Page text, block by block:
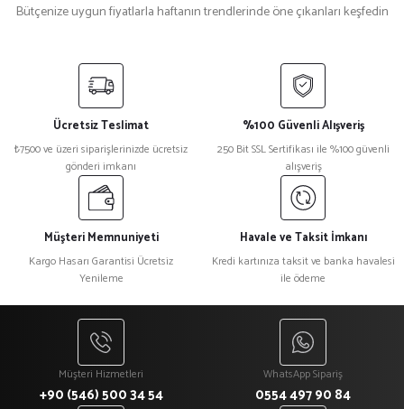
Bütçenize uygun fiyatlarla haftanın trendlerinde öne çıkanları keşfedin
Nikah Şekeri Hediyeliği Metal Ayna Magnet Nks-01
₺ 47
%15
Kristal Plaket Ekt-165a
₺ 918
Ücretsiz Teslimat
₺7500 ve üzeri siparişlerinizde ücretsiz
gönderi imkanı
%100 Güvenli Alışveriş
250 Bit SSL Sertifikası ile %100 güvenli
alışveriş
Müşteri Memnuniyeti
Kargo Hasarı Garantisi Ücretsiz
Yenileme
Havale ve Taksit İmkanı
Kredi kartınıza taksit ve banka havalesi
ile ödeme
Müşteri Hizmetleri
+90 (546) 500 34 54
WhatsApp Sipariş
0554 497 90 84